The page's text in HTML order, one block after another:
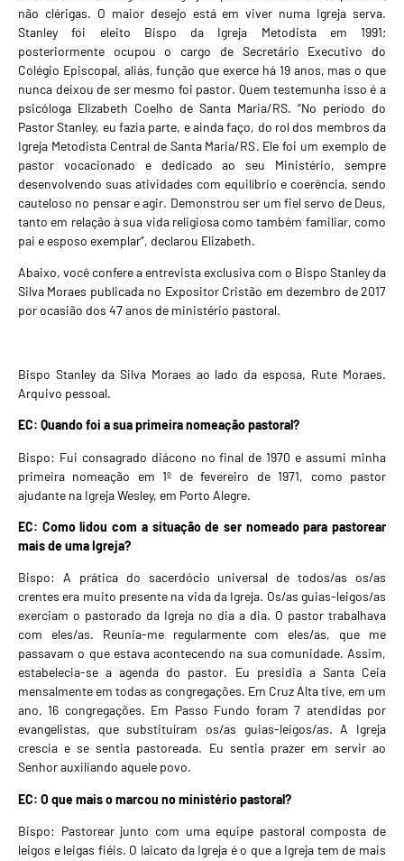
não clérigas. O maior desejo está em viver numa Igreja serva.
Stanley foi eleito Bispo da Igreja Metodista em 1991;
posteriormente ocupou o cargo de Secretário Executivo do
Colégio Episcopal, aliás, função que exerce há 19 anos, mas o que
nunca deixou de ser mesmo foi pastor. Quem testemunha isso é a
psicóloga Elizabeth Coelho de Santa Maria/RS. “No pe­ríodo do
Pastor Stanley, eu fazia parte, e ainda faço, do rol dos membros da
Igreja Metodista Central de Santa Maria/RS. Ele foi um exemplo de
pastor vocacionado e dedicado ao seu Ministério, sempre
desenvolvendo suas atividades com equilíbrio e coerência, sendo
cauteloso no pensar e agir. Demonstrou ser um fiel servo de Deus,
tanto em relação à sua vida religiosa como também familiar, como
pai e esposo exemplar”, declarou Elizabeth.
Abaixo, você confere a entrevista exclusiva com o Bispo Stanley da
Silva Moraes publicada no Expositor Cristão em dezembro de 2017
por ocasião dos 47 anos de ministério pastoral.
Bispo Stanley da Silva Moraes ao lado da esposa, Rute Moraes.
Arquivo pessoal.
EC: Quando foi a sua primeira nomeação pastoral?
Bispo: Fui consagrado diácono no final de 1970 e assumi minha
primeira nomeação em 1º de fevereiro de 1971, como pastor
ajudante na Igreja Wesley, em Porto Alegre.
EC: Como lidou com a situação de ser nomeado para pastorear
mais de uma Igreja?
Bispo: A prática do sacerdócio universal de todos/as os/as
crentes era muito presente na vida da Igreja. Os/as guias-leigos/as
exerciam o pastorado da Igreja no dia a dia. O pastor trabalhava
com eles/as. Reunia-me regularmente com eles/as, que me
passavam o que estava acontecendo na sua comunidade. Assim,
estabelecia-se a agenda do pastor. Eu presidia a Santa Ceia
mensalmente em todas as congregações. Em Cruz Alta tive, em um
ano, 16 congregações. Em Passo Fundo foram 7 atendidas por
evangelistas, que substituíram os/as guias-leigos/as. A Igreja
crescia e se sentia pastoreada. Eu sentia prazer em servir ao
Senhor auxiliando aquele povo.
EC: O que mais o marcou no ministério pastoral?
Bispo: Pastorear junto com uma equipe pastoral composta de
leigos e leigas fiéis. O laicato da Igreja é o que a Igreja tem de mais